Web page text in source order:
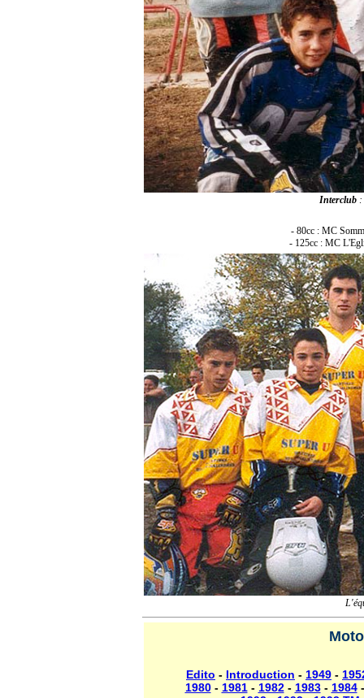
Interclub:
- 80cc : MC
- 125cc : MC
Edito - Introduction - 1949 -
1980- 1981- 1982- 1983- 1984